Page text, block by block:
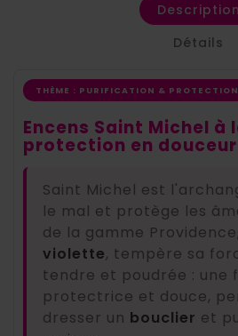
Description
Détails
THÈME : PURIFICATION & PROTECTION
Encens Saint Michel
protection en douceur
Saint Michel est
le mal et protège les
de la gamme
violette, tempère sa
tendre et poudrée : une
protectrice et douce,
dresser un bouclier et